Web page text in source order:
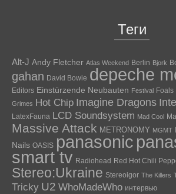
Теги
Alt-J Andy Fletcher Atlas Weekend Berlin Bjork
gahan David Bowie depeche
Editors Einstürzende Neubauten Festival Foals
Grimes Hot Chip Imagine Dragons
LatexFauna LCD Soundsystem Mad Cool
Massive Attack METRONOMY MGMT
Nails OASIS panasonic
smart tv Radiohead Red Hot Chili
Stereo:Ukraine Stereoigor The Killers
Tricky U2 WhoMadeWho интервью